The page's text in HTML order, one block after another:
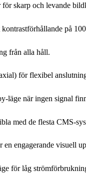
skarp och levande
på
från alla håll.
för flexibel
läge när ingen signal
med de flesta CMS-
engagerande visuell
för låg